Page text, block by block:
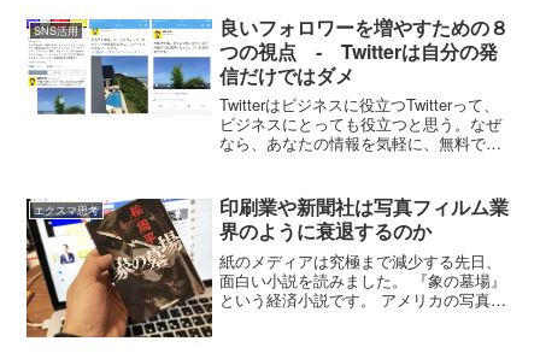
ます。
SNS活用
良いフォロワーを増やすための８
つの視点 ‐ Twitterは自分の発
信だけではダメ
Twitterはビジネスに役立つTwitterって、
ビジネスにとっても役立つと思う。なぜ
なら、あなたの情報を気軽に、無料で届
毎日1万人とコンタクトできるってことで
す。無...
エクスマ思考
印刷業や新聞社は写真フィルム業
界のように衰退するのか
紙のメディアは究極まで減少する先日、
面白い小説を読みました。 『象の墓場』
という経済小説です。 アメリカの写真業